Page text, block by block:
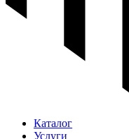
Каталог
Услуги